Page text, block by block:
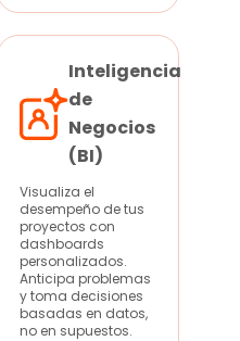
Inteligencia
de
Negocios
(BI)
Visualiza el
desempeño de tus
proyectos con
dashboards
personalizados.
Anticipa problemas
y toma decisiones
basadas en datos,
no en supuestos.